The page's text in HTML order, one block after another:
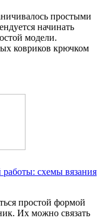
простыми
начинать
модели.
ковриков крючком
схемы вязания
простой формой
Их можно связать